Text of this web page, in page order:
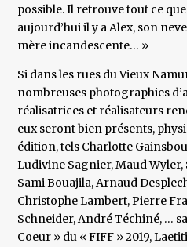
possible. Il retrouve tout ce que
aujourd’hui il y a Alex, son
mère incandescente… »
Si dans les rues du Vieux
nombreuses photographies
réalisatrices et réalisateurs
eux seront bien présents,
édition, tels Charlotte
Ludivine Sagnier, Maud
Sami Bouajila, Arnaud
Christophe Lambert, Pierre
Schneider, André Téchiné, …
Coeur » du « FIFF » 2019,